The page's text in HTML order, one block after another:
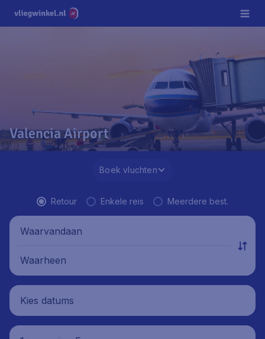
Valencia Airport
Boek vluchten
Retour Enkele reis Meerdere best.
Waarvandaan
Waarheen
Kies datums